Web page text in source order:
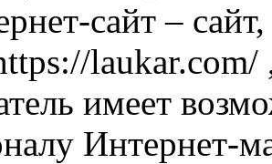
сайт –
laukar.com/
имеет
Интернет-